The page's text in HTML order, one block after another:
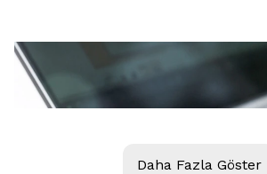
Daha Fazla Göster